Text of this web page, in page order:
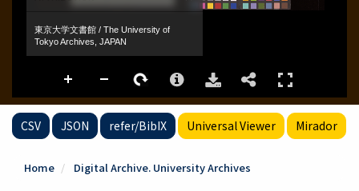
CSV JSON refer/BibIX Universal Viewer Mirador
Home Digital Archive. University Archives